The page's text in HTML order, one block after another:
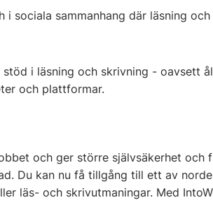
sociala sammanhang där läsning och
i läsning och skrivning - oavsett
och plattformar.
och ger större självsäkerhet och
Du kan nu få tillgång till ett av
läs- och skrivutmaningar. Med